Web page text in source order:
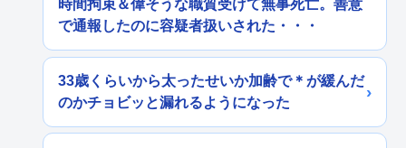
時間拘束＆偉そうな職質受けて無事死亡。善意
で通報したのに容疑者扱いされた・・・
33歳くらいから太ったせいか加齢で＊が緩んだ
のかチョビッと漏れるようになった